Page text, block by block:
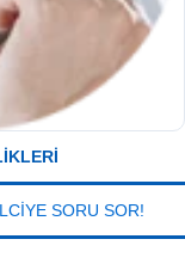
SORU SOR!